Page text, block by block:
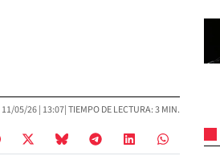
11/05/26 | 13:07| TIEMPO DE LECTURA: 3 MIN.